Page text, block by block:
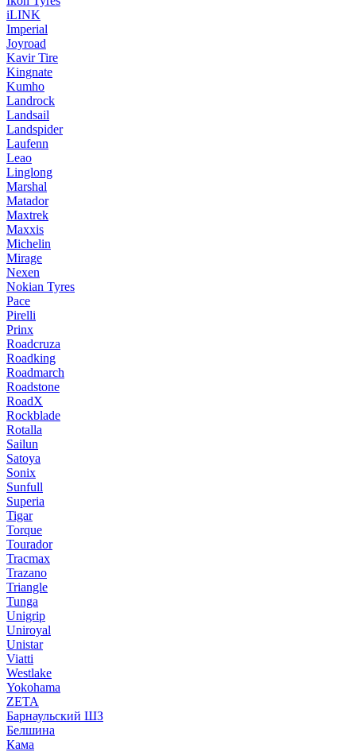
iLINK
Imperial
Joyroad
Kavir Tire
Kingnate
Kumho
Landrock
Landsail
Landspider
Laufenn
Leao
Linglong
Marshal
Matador
Maxtrek
Maxxis
Michelin
Mirage
Nexen
Nokian Tyres
Pace
Pirelli
Prinx
Roadcruza
Roadking
Roadmarch
Roadstone
RoadX
Rockblade
Rotalla
Sailun
Satoya
Sonix
Sunfull
Superia
Tigar
Torque
Tourador
Tracmax
Trazano
Triangle
Tunga
Unigrip
Uniroyal
Unistar
Viatti
Westlake
Yokohama
ZETA
Барнаульский ШЗ
Белшина
Кама